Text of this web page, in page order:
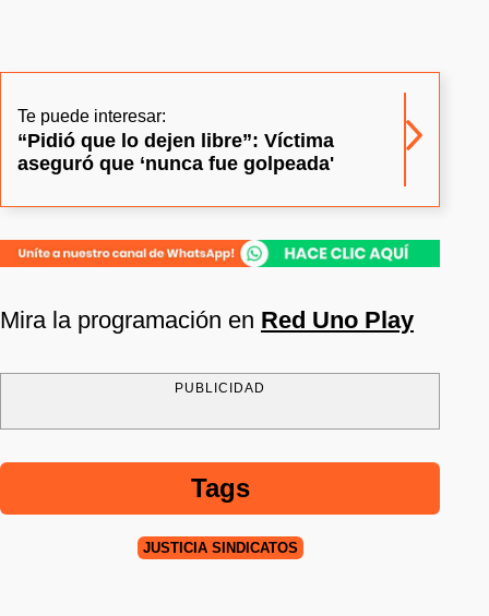
Te puede interesar:
“Pidió que lo dejen libre”: Víctima
aseguró que ‘nunca fue golpeada'
Mira la programación en Red Uno Play
PUBLICIDAD
Tags
JUSTICIA SINDICATOS